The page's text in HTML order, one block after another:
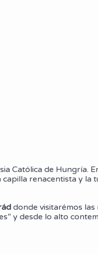
Católica de Hungría.
renacentista y la
donde visitarémos las
y desde lo alto